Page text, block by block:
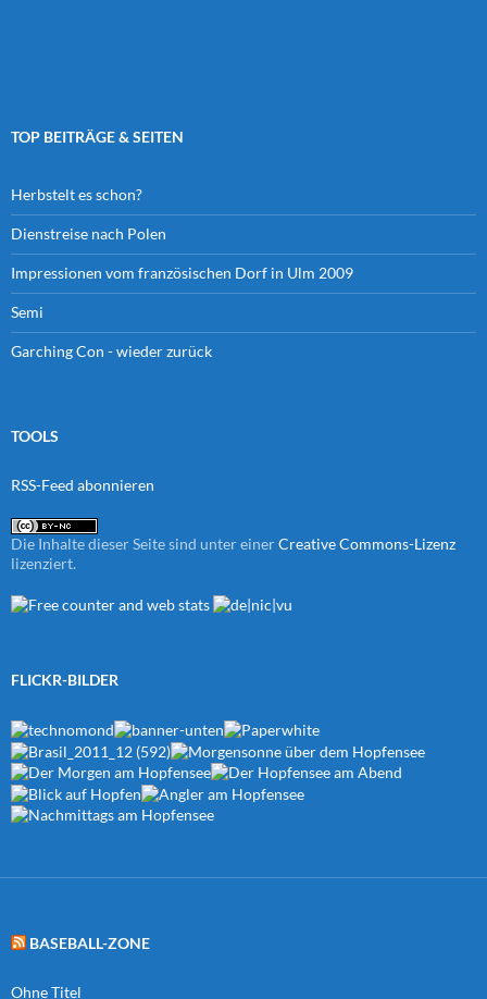
TOP BEITRÄGE & SEITEN
Herbstelt es schon?
Dienstreise nach Polen
Impressionen vom französischen Dorf in Ulm 2009
Semi
Garching Con - wieder zurück
TOOLS
RSS-Feed abonnieren
Die Inhalte dieser Seite sind unter einerCreative Commons-Lizenz
lizenziert.
FLICKR-BILDER
BASEBALL-ZONE
Ohne Titel